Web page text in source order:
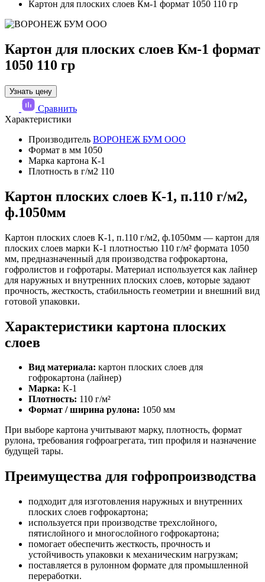
Картон для плоских слоев Км-1 формат 1050 110 гр
Картон для плоских слоев Км-1 формат
1050 110 гр
Узнать цену
Сравнить
Характеристики
Производитель ВОРОНЕЖ БУМ ООО
Формат в мм 1050
Марка картона К-1
Плотность в г/м2 110
Картон плоских слоев К-1, п.110 г/м2,
ф.1050мм
Картон плоских слоев К-1, п.110 г/м2, ф.1050мм — картон для
плоских слоев марки К-1 плотностью 110 г/м² формата 1050
мм, предназначенный для производства гофрокартона,
гофролистов и гофротары. Материал используется как лайнер
для наружных и внутренних плоских слоев, которые задают
прочность, жесткость, стабильность геометрии и внешний вид
готовой упаковки.
Характеристики картона плоских
слоев
Вид материала: картон плоских слоев для
гофрокартона (лайнер)
Марка: К-1
Плотность: 110 г/м²
Формат / ширина рулона: 1050 мм
При выборе картона учитывают марку, плотность, формат
рулона, требования гофроагрегата, тип профиля и назначение
будущей тары.
Преимущества для гофропроизводства
подходит для изготовления наружных и внутренних
плоских слоев гофрокартона;
используется при производстве трехслойного,
пятислойного и многослойного гофрокартона;
помогает обеспечить жесткость, прочность и
устойчивость упаковки к механическим нагрузкам;
поставляется в рулонном формате для промышленной
переработки.